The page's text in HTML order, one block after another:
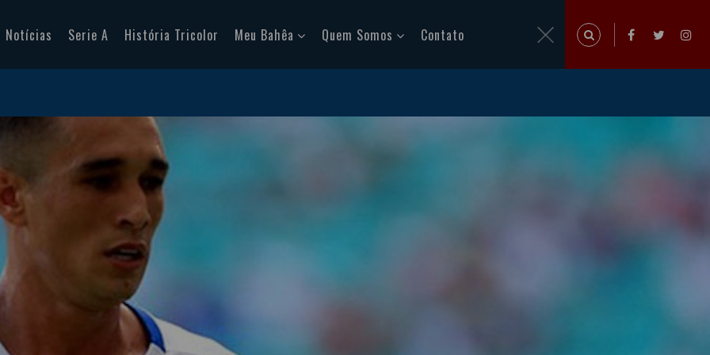
Notícias Serie A História Tricolor Meu Bahêa Quem Somos Contato